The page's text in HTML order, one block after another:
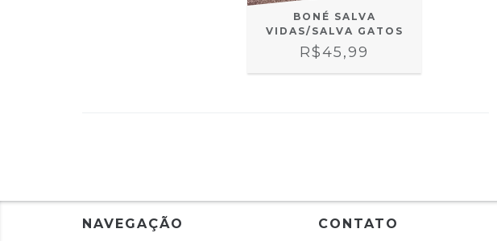
BONÉ SALVA
VIDAS/SALVA GATOS
R$45,99
NAVEGAÇÃO CONTATO